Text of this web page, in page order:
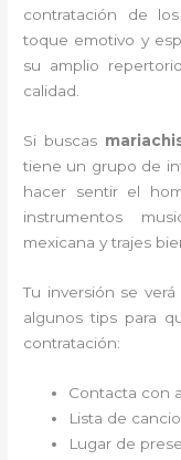
contratación de los
toque emotivo y
su amplio
calidad.
Si buscas
tiene un grupo de
hacer sentir el
instrumentos
mexicana y trajes
Tu inversión se
algunos tips para
contratación:
Contacta con
Lista de
Lugar de